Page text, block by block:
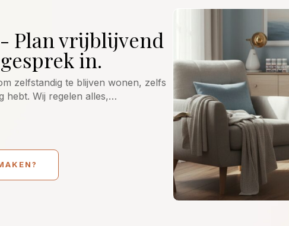
Plan vrijblijvend
in.
zelfstandig te blijven wonen, zelfs
hebt. Wij regelen alles,…